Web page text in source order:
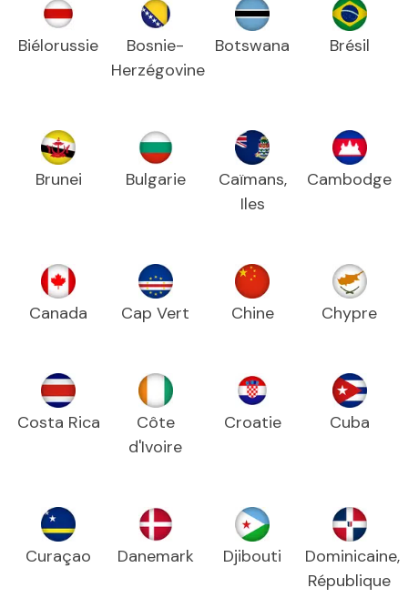
Biélorussie
Bosnie-
Herzégovine
Botswana Brésil
Brunei Bulgarie
Caïmans,
Iles
Cambodge
Canada Cap Vert Chine Chypre
Costa Rica
Côte
d'Ivoire
Croatie Cuba
Curaçao Danemark Djibouti
Dominicaine,
République